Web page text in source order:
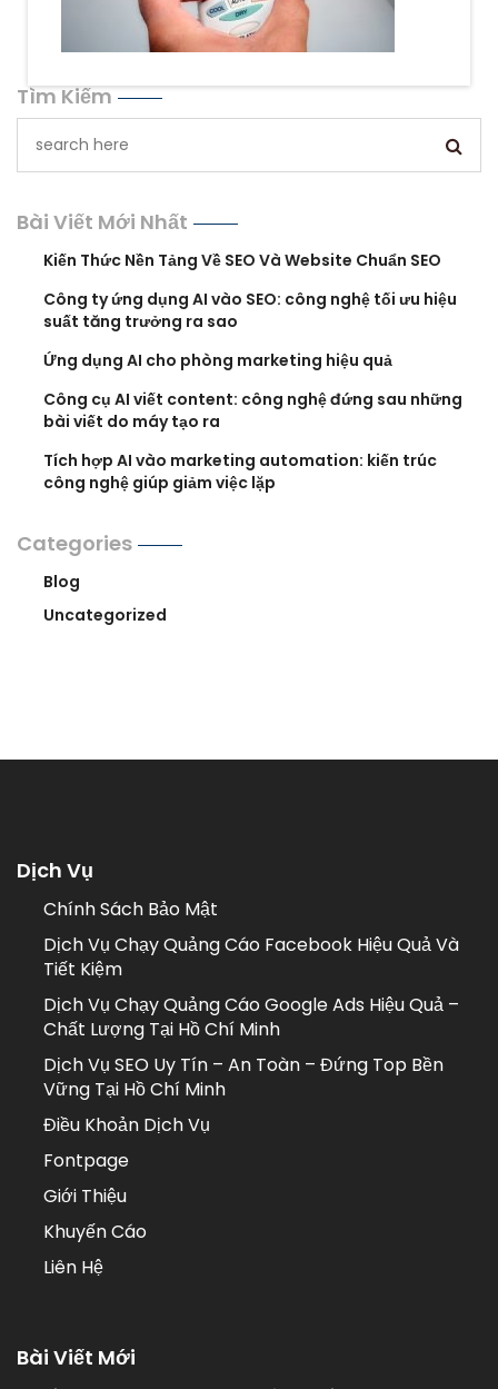
Tìm Kiếm
Bài Viết Mới Nhất
Kiến Thức Nền Tảng Về SEO Và Website Chuẩn SEO
Công ty ứng dụng AI vào SEO: công nghệ tối ưu hiệu
suất tăng trưởng ra sao
Ứng dụng AI cho phòng marketing hiệu quả
Công cụ AI viết content: công nghệ đứng sau những
bài viết do máy tạo ra
Tích hợp AI vào marketing automation: kiến trúc
công nghệ giúp giảm việc lặp
Categories
Blog
Uncategorized
Dịch Vụ
Chính Sách Bảo Mật
Dịch Vụ Chạy Quảng Cáo Facebook Hiệu Quả Và
Tiết Kiệm
Dịch Vụ Chạy Quảng Cáo Google Ads Hiệu Quả –
Chất Lượng Tại Hồ Chí Minh
Dịch Vụ SEO Uy Tín – An Toàn – Đứng Top Bền
Vững Tại Hồ Chí Minh
Điều Khoản Dịch Vụ
Fontpage
Giới Thiệu
Khuyến Cáo
Liên Hệ
Bài Viết Mới